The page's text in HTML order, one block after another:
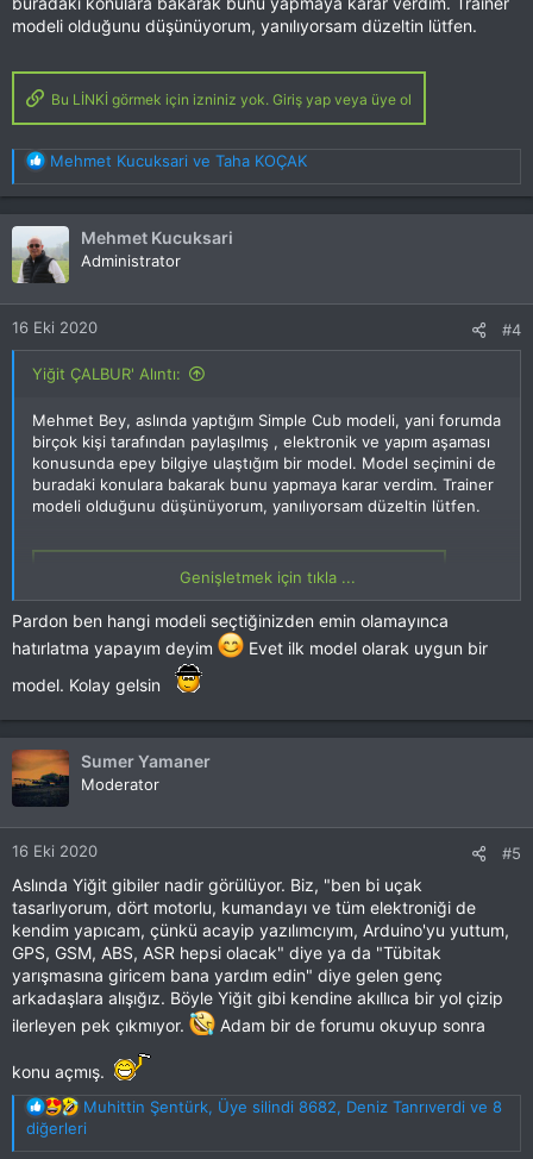
modeli olduğunu düşünüyorum, yanılıyorsam düzeltin lütfen.
Bu LİNKİ görmek için izniniz yok. Giriş yap veya üye ol
T
e
p
k
i
l
e
r
:
Mehmet Kucuksari ve Taha KOÇAK
Mehmet Kucuksari
Administrator
16 Eki 2020 #4
Yiğit ÇALBUR' Alıntı:
Mehmet Bey, aslında yaptığım Simple Cub modeli, yani forumda
birçok kişi tarafından paylaşılmış , elektronik ve yapım aşaması
konusunda epey bilgiye ulaştığım bir model. Model seçimini de
buradaki konulara bakarak bunu yapmaya karar verdim. Trainer
modeli olduğunu düşünüyorum, yanılıyorsam düzeltin lütfen.
Bu LİNKİ görmek için izniniz yok. Giriş yap veya üye ol
Genişletmek için tıkla ...
Pardon ben hangi modeli seçtiğinizden emin olamayınca
hatırlatma yapayım deyim
Evet ilk model olarak uygun bir
model. Kolay gelsin
Sumer Yamaner
Moderator
16 Eki 2020 #5
Aslında Yiğit gibiler nadir görülüyor. Biz, "ben bi uçak
tasarlıyorum, dört motorlu, kumandayı ve tüm elektroniği de
kendim yapıcam, çünkü acayip yazılımcıyım, Arduino'yu yuttum,
GPS, GSM, ABS, ASR hepsi olacak" diye ya da "Tübitak
yarışmasına giricem bana yardım edin" diye gelen genç
arkadaşlara alışığız. Böyle Yiğit gibi kendine akıllıca bir yol çizip
ilerleyen pek çıkmıyor.
Adam bir de forumu okuyup sonra
konu açmış.
T
e
p
Muhittin Şentürk, Üye silindi 8682, Deniz Tanrıverdi ve 8
diğerleri